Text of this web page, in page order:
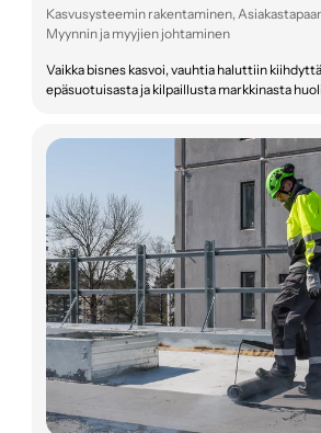
Kasvusysteemin rakentaminen,
Myynnin ja myyjien johtaminen
Vaikka bisnes kasvoi, vauhtia haluttiin
epäsuotuisasta ja kilpaillusta markkinasta